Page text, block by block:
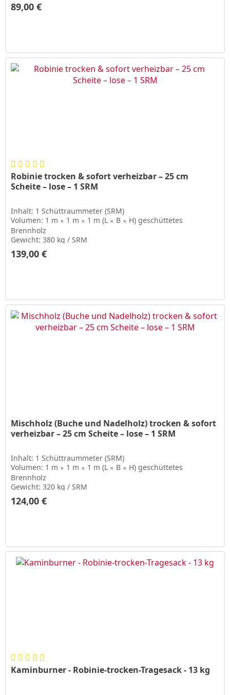
89,00 € ­
Robinie trocken & sofort verheizbar – 25 cm
Scheite – lose – 1 SRM
Inhalt: 1 Schüttraummeter (SRM)
Volumen: 1 m ✕ 1 m ✕ 1 m (L ✕ B ✕ H) geschüttetes
Brennholz
Gewicht: 380 kg / SRM
139,00 € ­
Mischholz (Buche und Nadelholz) trocken & sofort
verheizbar – 25 cm Scheite – lose – 1 SRM
Inhalt: 1 Schüttraummeter (SRM)
Volumen: 1 m ✕ 1 m ✕ 1 m (L ✕ B ✕ H) geschüttetes
Brennholz
Gewicht: 320 kg / SRM
124,00 € ­
Kaminburner - Robinie-trocken-Tragesack - 13 kg